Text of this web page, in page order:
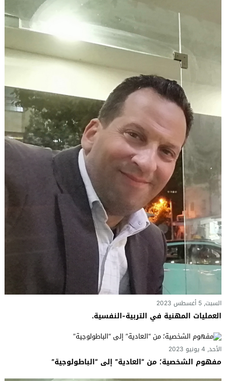
السبت, 5 أغسطس 2023
العمليات المهنية في التربية-النفسية.
الأحد, 4 يونيو 2023
مفهوم الشخصية؛ من “العادية” إلى “الباطولوجية”